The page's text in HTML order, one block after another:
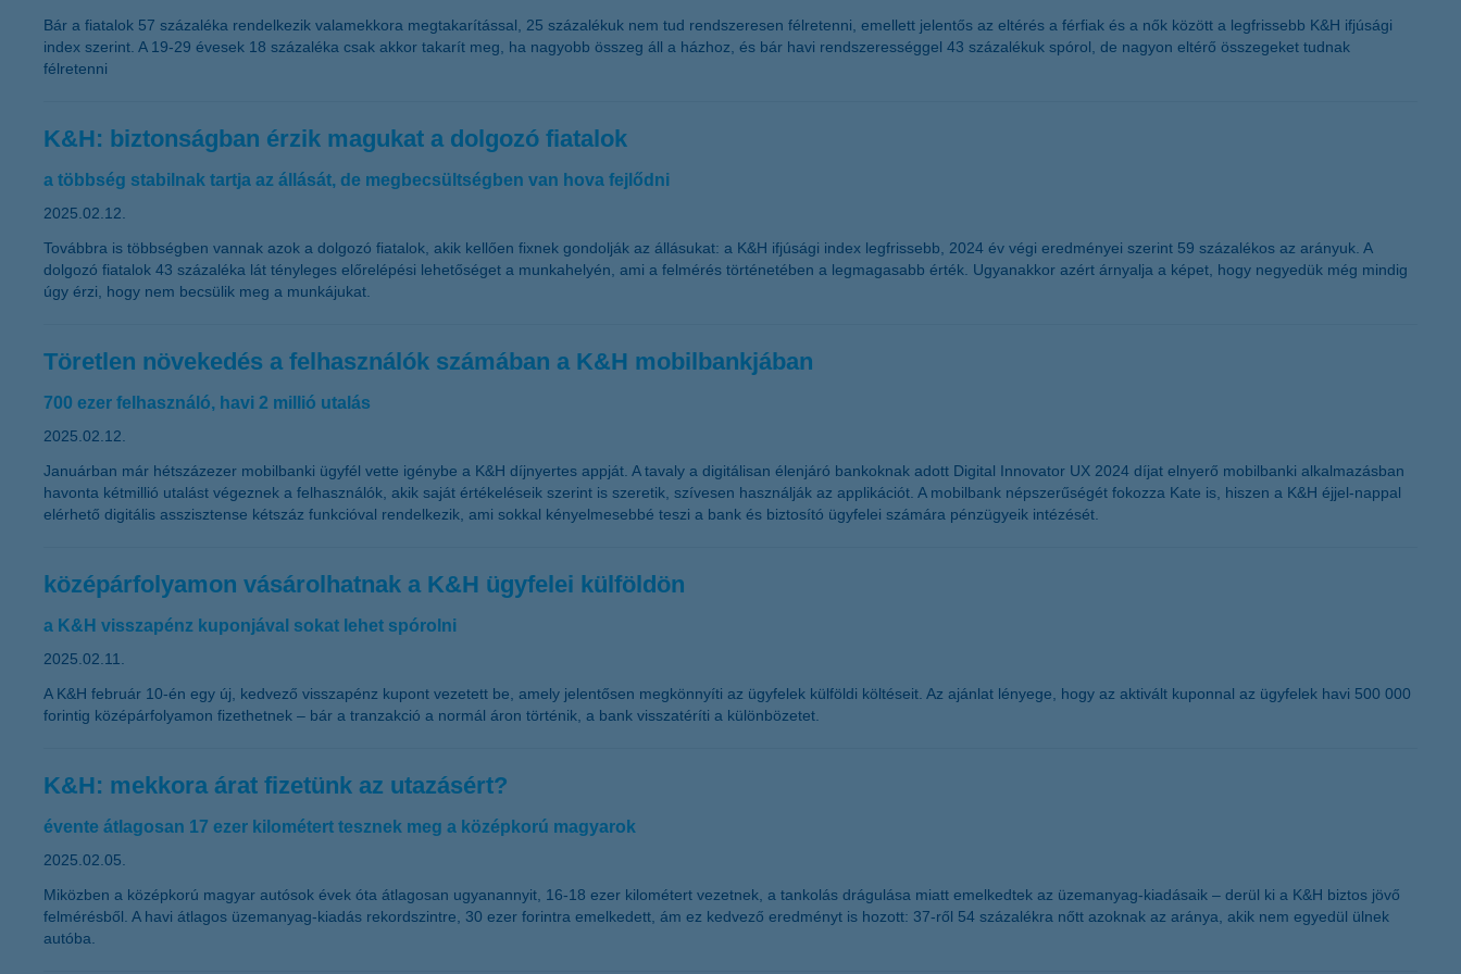
Bár a fiatalok 57 százaléka rendelkezik valamekkora megtakarítással, 25 százalékuk nem tud rendszeresen félretenni, emellett jelentős az eltérés a férfiak és a nők között a legfrissebb K&H ifjúsági
index szerint. A 19-29 évesek 18 százaléka csak akkor takarít meg, ha nagyobb összeg áll a házhoz, és bár havi rendszerességgel 43 százalékuk spórol, de nagyon eltérő összegeket tudnak
félretenni
K&H: biztonságban érzik magukat a dolgozó fiatalok
a többség stabilnak tartja az állását, de megbecsültségben van hova fejlődni
2025.02.12.
Továbbra is többségben vannak azok a dolgozó fiatalok, akik kellően fixnek gondolják az állásukat: a K&H ifjúsági index legfrissebb, 2024 év végi eredményei szerint 59 százalékos az arányuk. A
dolgozó fiatalok 43 százaléka lát tényleges előrelépési lehetőséget a munkahelyén, ami a felmérés történetében a legmagasabb érték. Ugyanakkor azért árnyalja a képet, hogy negyedük még mindig
úgy érzi, hogy nem becsülik meg a munkájukat.
Töretlen növekedés a felhasználók számában a K&H mobilbankjában
700 ezer felhasználó, havi 2 millió utalás
2025.02.12.
Januárban már hétszázezer mobilbanki ügyfél vette igénybe a K&H díjnyertes appját. A tavaly a digitálisan élenjáró bankoknak adott Digital Innovator UX 2024 díjat elnyerő mobilbanki alkalmazásban
havonta kétmillió utalást végeznek a felhasználók, akik saját értékeléseik szerint is szeretik, szívesen használják az applikációt. A mobilbank népszerűségét fokozza Kate is, hiszen a K&H éjjel-nappal
elérhető digitális asszisztense kétszáz funkcióval rendelkezik, ami sokkal kényelmesebbé teszi a bank és biztosító ügyfelei számára pénzügyeik intézését.
középárfolyamon vásárolhatnak a K&H ügyfelei külföldön
a K&H visszapénz kuponjával sokat lehet spórolni
2025.02.11.
A K&H február 10-én egy új, kedvező visszapénz kupont vezetett be, amely jelentősen megkönnyíti az ügyfelek külföldi költéseit. Az ajánlat lényege, hogy az aktivált kuponnal az ügyfelek havi 500 000
forintig középárfolyamon fizethetnek – bár a tranzakció a normál áron történik, a bank visszatéríti a különbözetet.
K&H: mekkora árat fizetünk az utazásért?
évente átlagosan 17 ezer kilométert tesznek meg a középkorú magyarok
2025.02.05.
Miközben a középkorú magyar autósok évek óta átlagosan ugyanannyit, 16-18 ezer kilométert vezetnek, a tankolás drágulása miatt emelkedtek az üzemanyag-kiadásaik – derül ki a K&H biztos jövő
felmérésből. A havi átlagos üzemanyag-kiadás rekordszintre, 30 ezer forintra emelkedett, ám ez kedvező eredményt is hozott: 37-ről 54 százalékra nőtt azoknak az aránya, akik nem egyedül ülnek
autóba.